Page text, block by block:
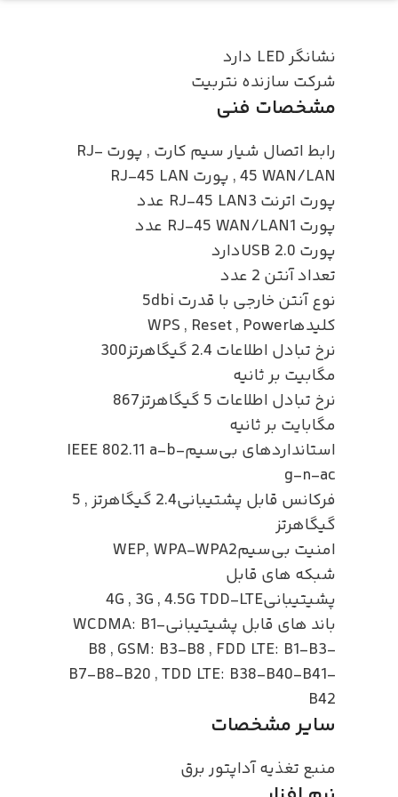
نشانگر LED
دارد
شرکت سازنده نتربیت
مشخصات فنی
رابط‌ اتصال شیار سیم کارت ,
پورت RJ-
45 WAN/LAN
, پورت RJ-45 LAN
پورت اترنت RJ-45 LAN 3 عدد
پورت RJ-45 WAN/LAN 1 عدد
پورت USB 2.0
دارد
تعداد آنتن 2 عدد
نوع آنتن خارجی با قدرت 5dbi
کلید‌ها
WPS , Reset, Power
نرخ تبادل اطلاعات 2.4 گیگاهرتز
300
مگابیت بر ثانیه
نرخ تبادل اطلاعات 5 گیگاهرتز
867
مگابایت بر ثانیه
استانداردهای بی‌سیمIEEE 802.11 a-b-
g-n-ac
فرکانس قابل پشتیبانی2.4 گیگاهرتز ,
5
گیگاهرتز
امنیت بی‌سیمWEP, WPA-WPA2
شبکه های قابل
پشیتیبانی
4G , 3G ,4.5G TDD-LTE
باند های قابل پشیتیبانیWCDMA: B1-
B8 , GSM: B3-B8 , FDD LTE: B1-B3-
B7-B8-B20 ,TDD LTE: B38-B40-B41-
B42
سایر مشخصات
منبع تغذیهآداپتور برق